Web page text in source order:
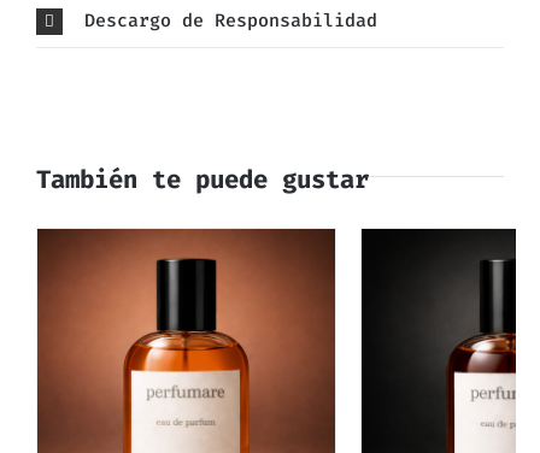
Descargo de Responsabilidad
También te puede gustar